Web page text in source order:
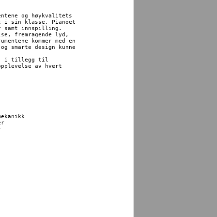
og høykvalitets
i sin klasse. Pianoet
samt innspilling.
fremragende lyd,
kommer med en
design kunne
i tillegg til
av hvert